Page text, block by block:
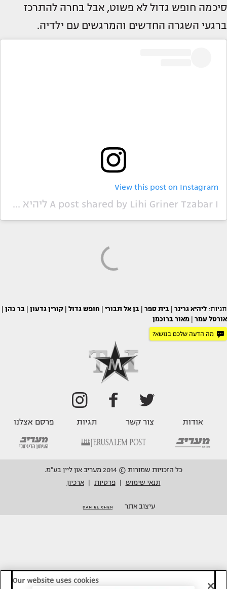
סיכמה חופש גדול לא פשוט, אבל בחרה להתרכז
ברגעי השגרה החדשים והמרגשים עם ילדיה.
View this post on Instagram
A post shared by Lihi Griner Tzabar I ליהיא גרינר (@lihisunshine)
תגיות: ליהיא גרינר בית ספר בן אל תבורי חופש גדול קורין גדעון בר כהן
אורטל עמר
מאור ברוכמן
מה הדעה שלכם בנושא?
אודות צור קשר תגיות פרסם אצלנו
כל הזכויות שמורות © 2014 מעריב און ליין בע"מ.
תנאי שימוש
פרטיות ארכיון
עיצוב אתר
Our website uses cookies